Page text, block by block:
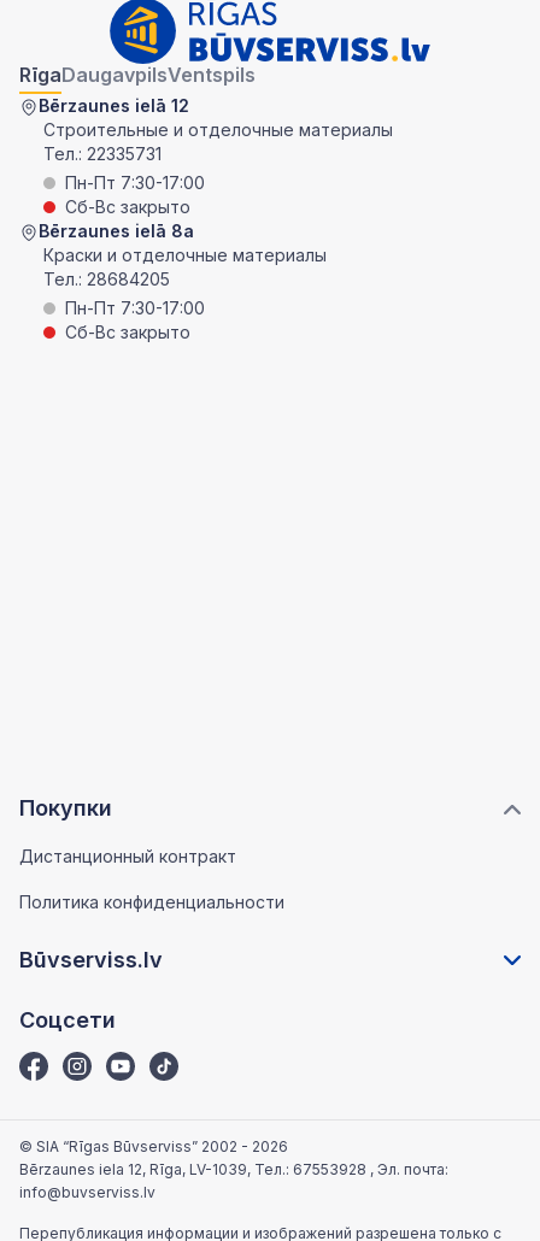
Покупки
Дистанционный контракт
Политика конфиденциальности
Būvserviss.lv
Соцсети
RīgaDaugavpilsVentspils
Bērzaunes ielā 12
Строительные и отделочные материалы
Тел.: 22335731
Пн-Пт 7:30-17:00
Сб-Вс закрыто
Bērzaunes ielā 8a
Краски и отделочные материалы
Тел.: 28684205
Пн-Пт 7:30-17:00
Сб-Вс закрыто
© SIA “Rīgas Būvserviss” 2002 - 2026
Bērzaunes iela 12, Rīga, LV-1039, Тел.: 67553928 , Эл. почта:
info@buvserviss.lv
Перепубликация информации и изображений разрешена только с